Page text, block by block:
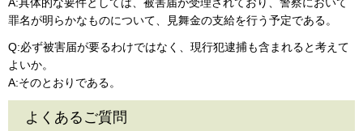
罪名が明らかなものについて、見舞金の支給を行う予定である。
Q:必ず被害届が要るわけではなく、現行犯逮捕も含まれると考えて
よいか。
A:そのとおりである。
よくあるご質問